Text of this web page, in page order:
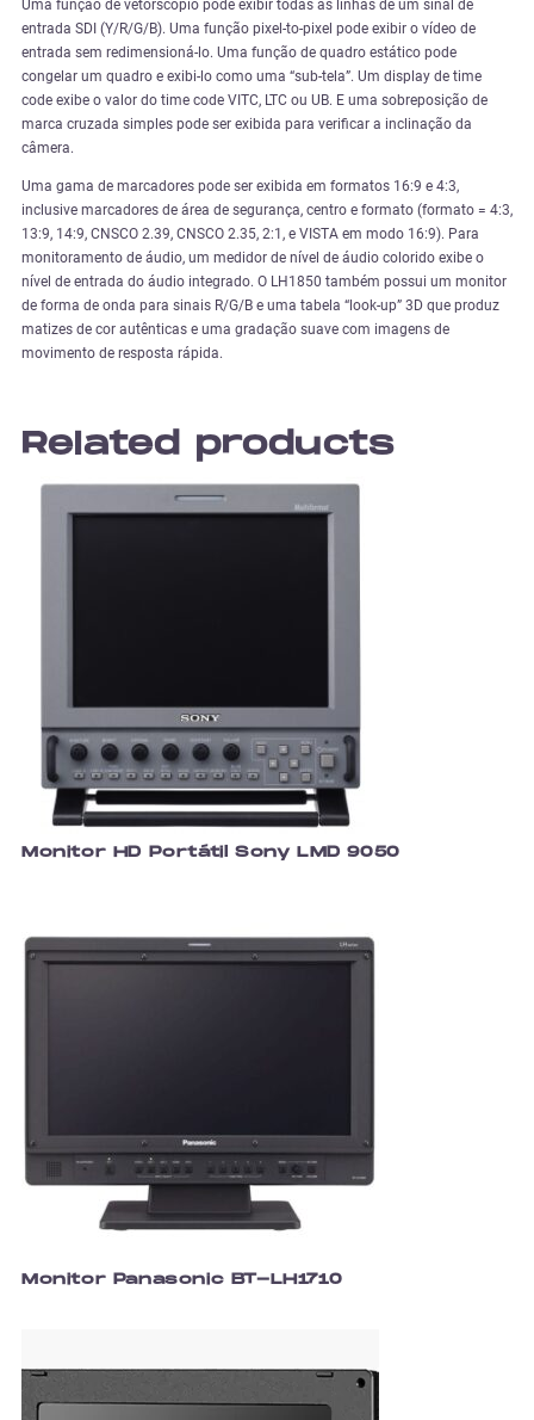
Uma função de vetorscópio pode exibir todas as linhas de um sinal de
entrada SDI (Y/R/G/B). Uma função pixel-to-pixel pode exibir o vídeo de
entrada sem redimensioná-lo. Uma função de quadro estático pode
congelar um quadro e exibi-lo como uma “sub-tela”. Um display de time
code exibe o valor do time code VITC, LTC ou UB. E uma sobreposição de
marca cruzada simples pode ser exibida para verificar a inclinação da
câmera.
Uma gama de marcadores pode ser exibida em formatos 16:9 e 4:3,
inclusive marcadores de área de segurança, centro e formato (formato = 4:3,
13:9, 14:9, CNSCO 2.39, CNSCO 2.35, 2:1, e VISTA em modo 16:9). Para
monitoramento de áudio, um medidor de nível de áudio colorido exibe o
nível de entrada do áudio integrado. O LH1850 também possui um monitor
de forma de onda para sinais R/G/B e uma tabela “look-up” 3D que produz
matizes de cor autênticas e uma gradação suave com imagens de
movimento de resposta rápida.
Related products
Monitor HD Portátil Sony LMD 9050
Monitor Panasonic BT-LH1710